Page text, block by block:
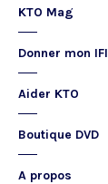
KTO Mag
Donner mon IFI
Aider KTO
Boutique DVD
A propos